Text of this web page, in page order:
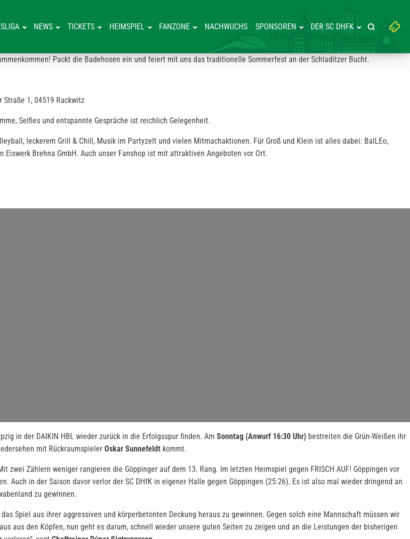
NEWS TICKETS HEIMSPIEL FANZONE NACHWUCHS SPONSOREN DER SC DHFK
Suchbegriff
eingeben:
Suche
Packt die Badehosen ein und feiert mit uns das traditionelle Sommerfest an der Schladitzer Bucht.
Straße 1, 04519 Rackwitz
Selfies und entspannte Gespräche ist reichlich Gelegenheit.
leckerem Grill & Chill, Musik im Partyzelt und vielen Mitmachaktionen. Für Groß und Klein ist alles dabei: BalLEo,
Brehna GmbH. Auch unser Fanshop ist mit attraktiven Angeboten vor Ort.
in der DAIKIN HBL wieder zurück in die Erfolgsspur finden. Am Sonntag (Anwurf 16:30 Uhr) bestreiten die Grün-Weißen ihr
mit Rückraumspieler Oskar Sunnefeldt kommt.
Zählern weniger rangieren die Göppinger auf dem 13. Rang. Im letzten Heimspiel gegen FRISCH AUF! Göppingen vor
Auch in der Saison davor verlor der SC DHfK in eigener Halle gegen Göppingen (25:26). Es ist also mal wieder dringend an
zu gewinnen.
Spiel aus ihrer aggressiven und körperbetonten Deckung heraus zu gewinnen. Gegen solch eine Mannschaft müssen wir
aus den Köpfen, nun geht es darum, schnell wieder unsere guten Seiten zu zeigen und an die Leistungen der bisherigen